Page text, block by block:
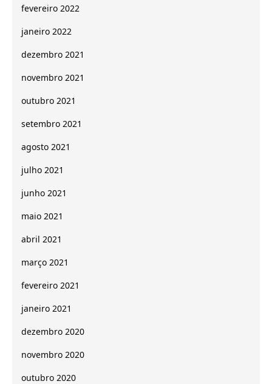
fevereiro 2022
janeiro 2022
dezembro 2021
novembro 2021
outubro 2021
setembro 2021
agosto 2021
julho 2021
junho 2021
maio 2021
abril 2021
março 2021
fevereiro 2021
janeiro 2021
dezembro 2020
novembro 2020
outubro 2020